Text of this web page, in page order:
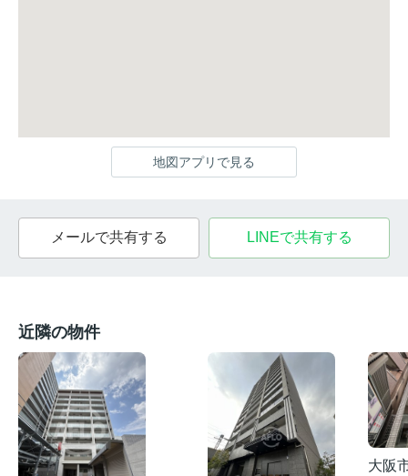
地図アプリで見る
メールで共有する LINEで共有する
近隣の物件
大阪